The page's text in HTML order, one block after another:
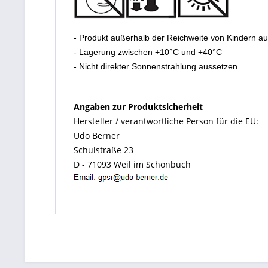
- Produkt außerhalb der Reichweite von Kindern
- Lagerung zwischen +10°C und +40°C
- Nicht direkter Sonnenstrahlung aussetzen
Angaben zur Produktsicherheit
Hersteller / verantwortliche Person für die EU:
Udo Berner
Schulstraße 23
D - 71093 Weil im Schönbuch